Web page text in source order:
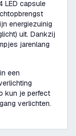
LED capsule
energiezuinig
uit. Dankzij
jarenlang
een
kun je perfect
verlichten.